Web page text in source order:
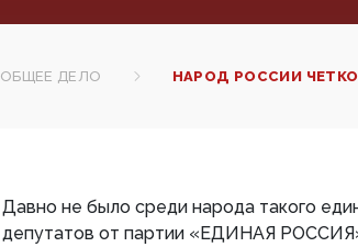
ОБЩЕЕ ДЕЛО НАРОД РОССИИ
Давно не было среди народа такого
депутатов от партии «ЕДИНАЯ